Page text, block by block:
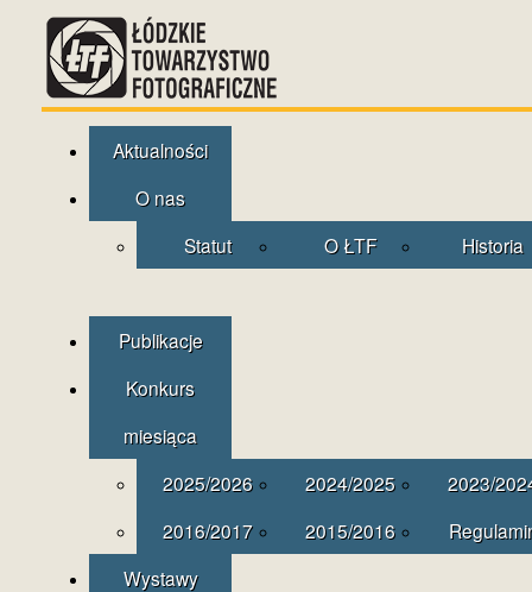
Aktualności
O nas
Statut
O ŁTF Historia
Publikacje
Konkurs
miesiąca
2025/2026
2024/2025
2023/
2016/2017
2015/2016
Wystawy